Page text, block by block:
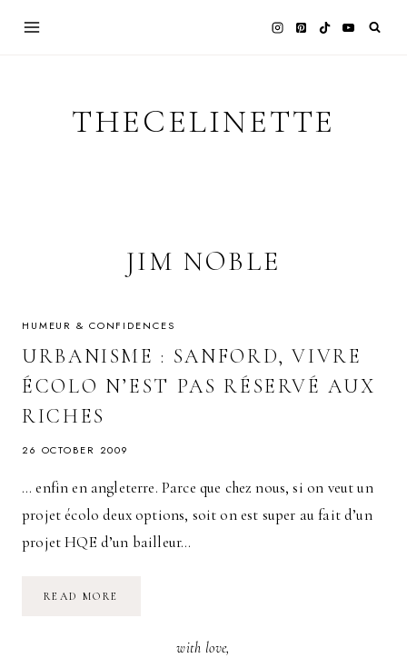
THECELINETTE
JIM NOBLE
HUMEUR & CONFIDENCES
URBANISME : SANFORD, VIVRE
ÉCOLO N’EST PAS RÉSERVÉ AUX
RICHES
26 OCTOBER 2009
… enfin en angleterre. Parce que chez nous, si on veut un
projet écolo deux options, soit on est super au fait d’un
projet HQE d’un bailleur…
READ MORE
with love,